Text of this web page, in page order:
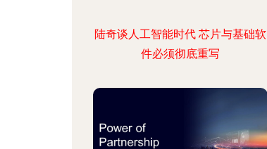
陆奇谈人工智能时代 芯片与基础软
件必须彻底重写